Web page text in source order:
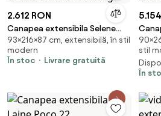
2.612 RON
Canapea extensibila Selene
Monolith 84/fag
93×216×87 cm, extensibilă, în stil
modern
În stoc
Livrare gratuită
20
stil
În